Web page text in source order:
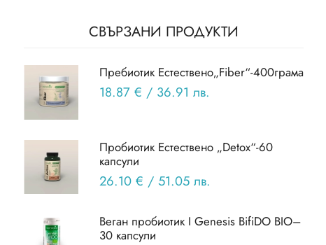
СВЪРЗАНИ ПРОДУКТИ
Прeбиотик Естествено„Fiber“-400грама
18.87 € / 36.91 лв.
Пробиотик Естествено „Detox“-60
капсули
26.10 € / 51.05 лв.
Веган пробиотик I Genesis ВifiDO BIO–
30 капсули